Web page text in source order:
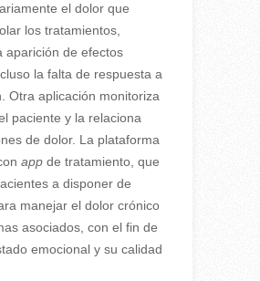
el dolor que
los tratamientos,
aparición de efectos
la falta de respuesta a
Otra aplicación monitoriza
paciente y la relaciona
de dolor. La plataforma
appde tratamiento, que
a disponer de
manejar el dolor crónico
asociados, con el fin de
emocional y su calidad